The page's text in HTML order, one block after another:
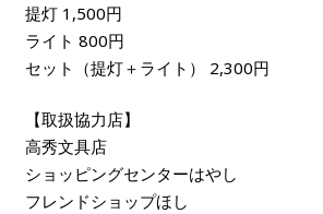
提灯 1,500円
ライト 800円
セット（提灯＋ライト） 2,300円
【取扱協力店】
高秀文具店
ショッピングセンターはやし
フレンドショップほし